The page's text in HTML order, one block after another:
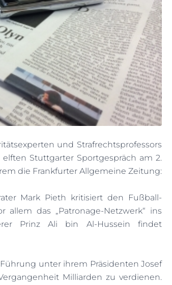
und Strafrechtsprofessors
Stuttgarter Sportgespräch am 2.
die Frankfurter Allgemeine Zeitung:
Mark Pieth kritisiert den Fußball-
das „Patronage-Netzwerk“ ins
Prinz Ali bin Al-Hussein findet
unter ihrem Präsidenten Josef
Milliarden zu verdienen.